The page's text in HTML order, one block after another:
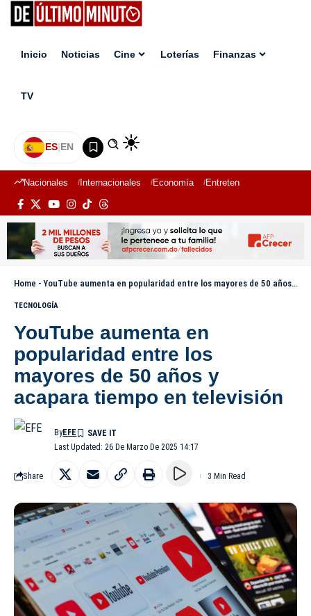
Inicio Noticias Cine Loterías Finanzas
TV
ES|EN
Nacionales Internacionales Economía Entretenimiento
Home - YouTube aumenta en popularidad entre los mayores de 50 años y acapara tiempo en televisión
TECNOLOGÍA
YouTube aumenta en
popularidad entre los
mayores de 50 años y
acapara tiempo en televisión
Last Updated: 26 De Marzo De 2025 14:17
ByEFE
Share 3 Min Read